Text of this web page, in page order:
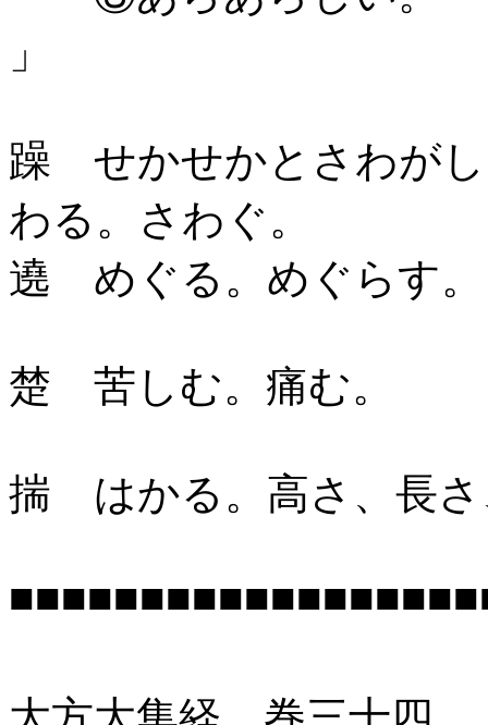
」
躁 せかせかとさわが
わる。さわぐ。
遶 めぐる。めぐらす。
楚 苦しむ。痛む。
揣 はかる。高さ、長さ